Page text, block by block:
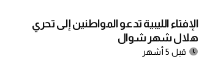
الإفتاء الليبية تدعو المواطنين إلى تحري
هلال شهر شوال
قبل 5 أشهر